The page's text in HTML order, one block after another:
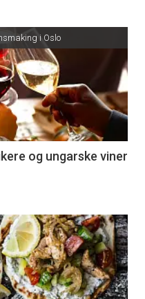
i Oslo
og ungarske viner